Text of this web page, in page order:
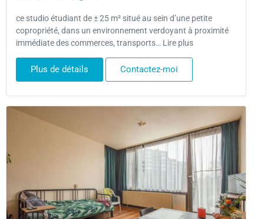
ce studio étudiant de ± 25 m² situé au sein d’une petite
copropriété, dans un environnement verdoyant à proximité
immédiate des commerces, transports… Lire plus
Plus de détails Contactez-moi